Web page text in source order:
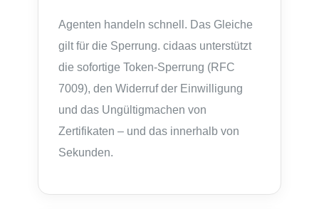
Agenten handeln schnell. Das Gleiche
gilt für die Sperrung. cidaas unterstützt
die sofortige Token-Sperrung (RFC
7009), den Widerruf der Einwilligung
und das Ungültigmachen von
Zertifikaten – und das innerhalb von
Sekunden.